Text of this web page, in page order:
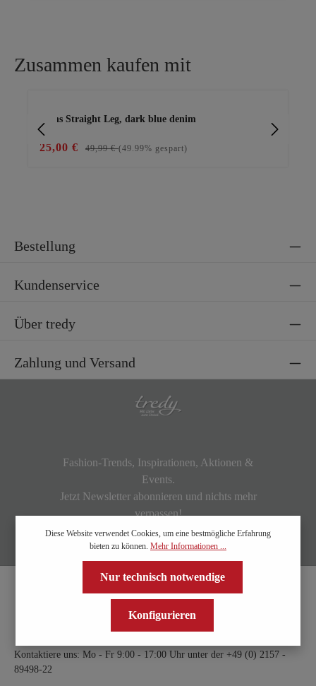
Zusammen kaufen mit
Jeans Straight Leg, dark blue denim
25,00 € 49,99 €(49.99% gespart)
Bestellung
Kundenservice
Über tredy
Zahlung und Versand
Fashion-Trends, Inspirationen, Aktionen &
Events.
Jetzt Newsletter abonnieren und nichts mehr
verpassen!
Kontaktiere uns: Mo - Fr 9:00 - 17:00 Uhr unter der +49 (0) 2157 -
89498-22
Diese Website verwendet Cookies, um eine bestmögliche Erfahrung
bieten zu können. Mehr Informationen ...
Nur technisch notwendige
Konfigurieren